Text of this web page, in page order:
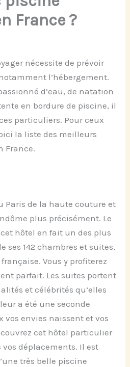
France ?
nécessite de prévoir
l’hébergement.
d’eau, de natation
en bordure de piscine, il
particuliers. Pour ceux
la liste des meilleurs
France.
Paris de la haute couture et
plus précisément. Le
hôtel en fait un des plus
ses 142 chambres et suites,
Vous y profiterez
parfait. Les suites portent
et célébrités qu’elles
a été une seconde
vos envies naissent et vos
cet hôtel particulier
déplacements. Il est
très belle piscine